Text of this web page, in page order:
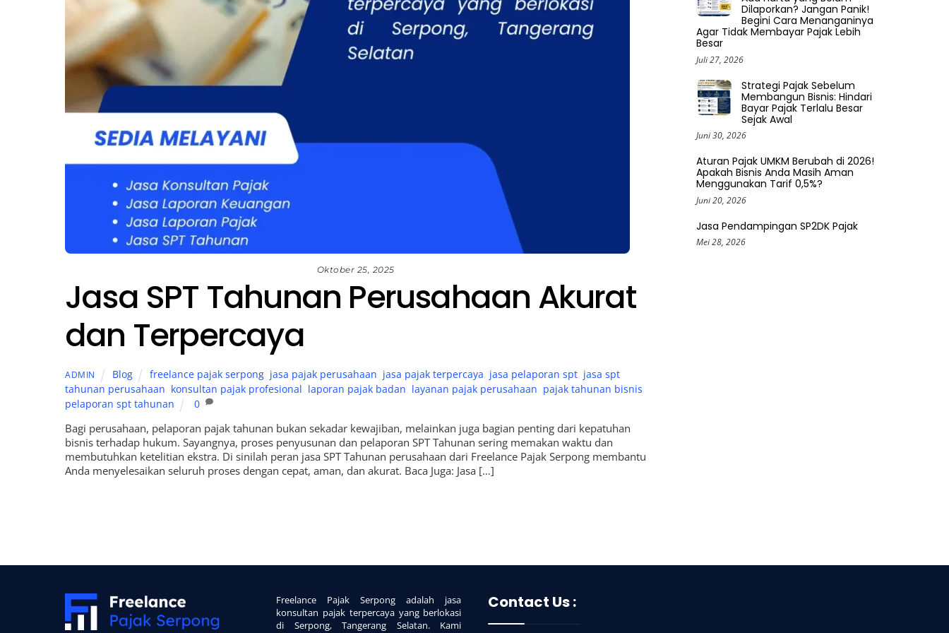
Oktober 25, 2025
Jasa SPT Tahunan Perusahaan Akurat
dan Terpercaya
ADMIN Blog freelance pajak serpong jasa pajak perusahaan jasa pajak terpercaya jasa pelaporan spt jasa spt
tahunan perusahaan konsultan pajak profesional laporan pajak badan layanan pajak perusahaan pajak tahunan bisnis
pelaporan spt tahunan
0
Bagi perusahaan, pelaporan pajak tahunan bukan sekadar kewajiban, melainkan juga bagian penting dari kepatuhan
bisnis terhadap hukum. Sayangnya, proses penyusunan dan pelaporan SPT Tahunan sering memakan waktu dan
membutuhkan ketelitian ekstra. Di sinilah peran jasa SPT Tahunan perusahaan dari Freelance Pajak Serpong membantu
Anda menyelesaikan seluruh proses dengan cepat, aman, dan akurat. Baca Juga: Jasa […]
Dilaporkan? Jangan Panik!
Begini Cara Menanganinya
Agar Tidak Membayar Pajak Lebih
Besar
Juli 27, 2026
Strategi Pajak Sebelum
Membangun Bisnis: Hindari
Bayar Pajak Terlalu Besar
Sejak Awal
Juni 30, 2026
Aturan Pajak UMKM Berubah di 2026!
Apakah Bisnis Anda Masih Aman
Menggunakan Tarif 0,5%?
Juni 20, 2026
Jasa Pendampingan SP2DK Pajak
Mei 28, 2026
Freelance Pajak Serpong adalah jasa
konsultan pajak terpercaya yang berlokasi
di Serpong, Tangerang Selatan. Kami
Contact Us :